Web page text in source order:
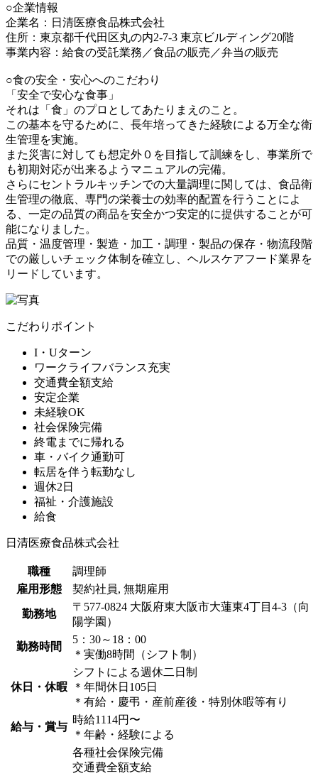
○企業情報
企業名：日清医療食品株式会社
住所：東京都千代田区丸の内2-7-3 東京ビルディング20階
事業内容：給食の受託業務／食品の販売／弁当の販売
○食の安全・安心へのこだわり
「安全で安心な食事」
それは「食」のプロとしてあたりまえのこと。
この基本を守るために、長年培ってきた経験による万全な衛
生管理を実施。
また災害に対しても想定外０を目指して訓練をし、事業所で
も初期対応が出来るようマニュアルの完備。
さらにセントラルキッチンでの大量調理に関しては、食品衛
生管理の徹底、専門の栄養士の効率的配置を行うことによ
る、一定の品質の商品を安全かつ安定的に提供することが可
能になりました。
品質・温度管理・製造・加工・調理・製品の保存・物流段階
での厳しいチェック体制を確立し、ヘルスケアフード業界を
リードしています。
こだわりポイント
I・Uターン
ワークライフバランス充実
交通費全額支給
安定企業
未経験OK
社会保険完備
終電までに帰れる
車・バイク通勤可
転居を伴う転勤なし
週休2日
福祉・介護施設
給食
日清医療食品株式会社
職種
調理師
雇用形態
契約社員, 無期雇用
勤務地
〒577-0824 大阪府東大阪市大蓮東4丁目4-3（向
陽学園）
勤務時間
5：30～18：00
＊実働8時間（シフト制）
休日・休暇
シフトによる週休二日制
＊年間休日105日
＊有給・慶弔・産前産後・特別休暇等有り
給与・賞与
時給1114円〜
＊年齢・経験による
各種社会保険完備
交通費全額支給